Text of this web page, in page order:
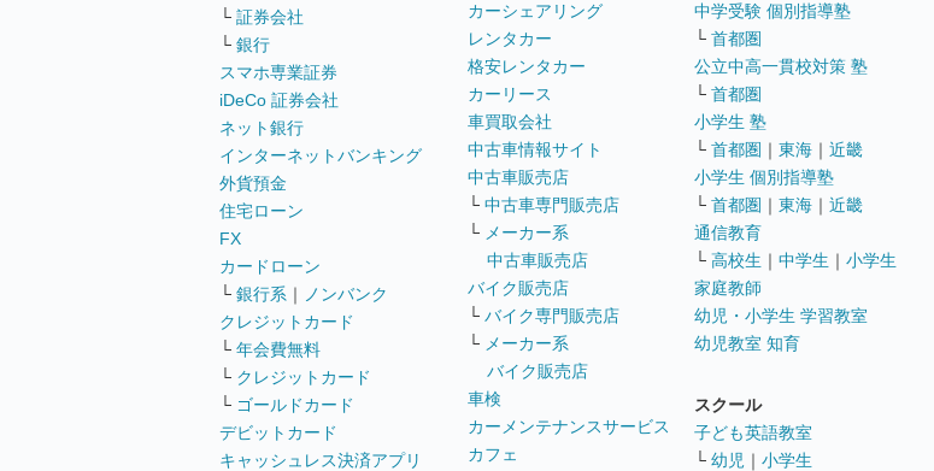
└ 証券会社
└ 銀行
スマホ専業証券
iDeCo 証券会社
ネット銀行
インターネットバンキング
外貨預金
住宅ローン
FX
カードローン
└ 銀行系 ｜
ノンバンク
クレジットカード
└ 年会費無料
└ クレジットカード
└ ゴールドカード
デビットカード
キャッシュレス決済アプリ
カーシェアリング
レンタカー
格安レンタカー
カーリース
車買取会社
中古車情報サイト
中古車販売店
└ 中古車専門販売店
└ メーカー系
中古車販売店
バイク販売店
└ バイク専門販売店
└ メーカー系
バイク販売店
車検
カーメンテナンスサービス
カフェ
中学受験 個別指導塾
└ 首都圏
公立中高一貫校対策 塾
└ 首都圏
小学生 塾
└ 首都圏 ｜ 東海 ｜ 近畿
小学生 個別指導塾
└ 首都圏 ｜ 東海 ｜ 近畿
通信教育
└ 高校生 ｜ 中学生 ｜ 小学生
家庭教師
幼児・小学生 学習教室
幼児教室 知育
スクール
子ども英語教室
└ 幼児 ｜ 小学生